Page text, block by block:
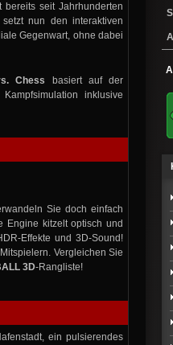
seit Jahrhunderten
setzt nun den interaktiven
Gegenwart, ohne dabei
Chess basiert auf der
inklusive
Sie doch einfach
Engine kitzelt optisch und
Effekte und 3D-Sound!
Vergleichen Sie
3D-Rangliste!
ein pulsierendes